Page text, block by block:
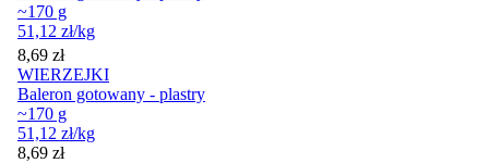
~170 g
51,12 zł/kg
Cena
8,69 zł
WIERZEJKI
Baleron gotowany - plastry
~170 g
51,12 zł/kg
Cena
8,69 zł